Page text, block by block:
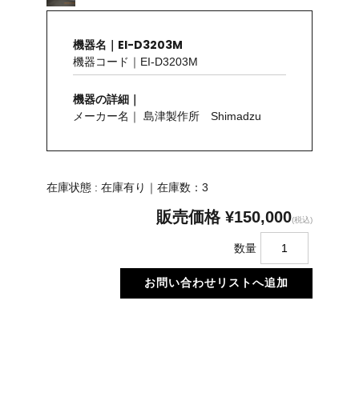
機器名｜EI-D3203M
機器コード｜EI-D3203M
機器の詳細｜
メーカー名｜ 島津製作所 Shimadzu
在庫状態 : 在庫有り｜在庫数：3
販売価格 ¥150,000(税込)
数量